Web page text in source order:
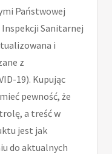
Państwowej
Sanitarnej
i
z
19). Kupując
pewność, że
a treść w
jest jak
do aktualnych